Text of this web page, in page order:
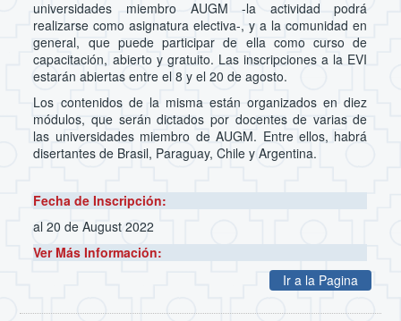
universidades miembro AUGM -la actividad podrá
realizarse como asignatura electiva-, y a la comunidad en
general, que puede participar de ella como curso de
capacitación, abierto y gratuito. Las inscripciones a la EVI
estarán abiertas entre el 8 y el 20 de agosto.
Los contenidos de la misma están organizados en diez
módulos, que serán dictados por docentes de varias de
las universidades miembro de AUGM. Entre ellos, habrá
disertantes de Brasil, Paraguay, Chile y Argentina.
Fecha de Inscripción:
al 20 de August 2022
Ver Más Información:
Ir a la Pagina